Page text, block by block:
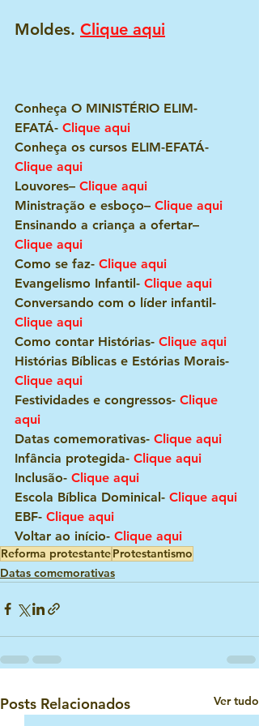
Moldes. Clique aqui
Conheça O MINISTÉRIO ELIM-
EFATÁ- Clique aqui
Conheça os cursos ELIM-EFATÁ-
Clique aqui
Louvores– Clique aqui
Ministração e esboço– Clique aqui
Ensinando a criança a ofertar–
Clique aqui
Como se faz- Clique aqui
Evangelismo Infantil- Clique aqui
Conversando com o líder infantil-
Clique aqui
Como contar Histórias- Clique aqui
Histórias Bíblicas e Estórias Morais-
Clique aqui
Festividades e congressos- Clique
aqui
Datas comemorativas- Clique aqui
Infância protegida- Clique aqui
Inclusão- Clique aqui
Escola Bíblica Dominical- Clique aqui
EBF- Clique aqui
Voltar ao início- Clique aqui
Reforma protestanteProtestantismo
Datas comemorativas
Posts Relacionados Ver tudo